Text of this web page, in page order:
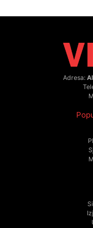
Adresa: